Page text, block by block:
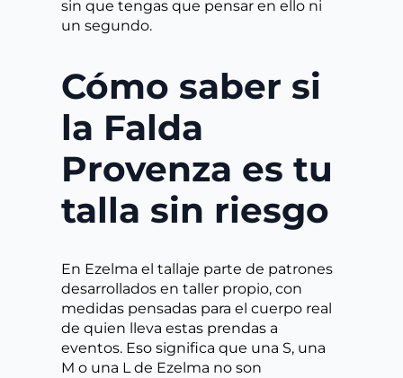
sin que tengas que pensar en ello ni
un segundo.
Cómo saber si
la Falda
Provenza es tu
talla sin riesgo
En Ezelma el tallaje parte de patrones
desarrollados en taller propio, con
medidas pensadas para el cuerpo real
de quien lleva estas prendas a
eventos. Eso significa que una S, una
M o una L de Ezelma no son